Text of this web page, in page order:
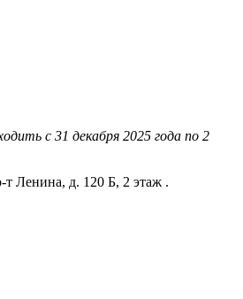
с 31 декабря 2025 года по 2
т Ленина, д. 120 Б, 2 этаж .